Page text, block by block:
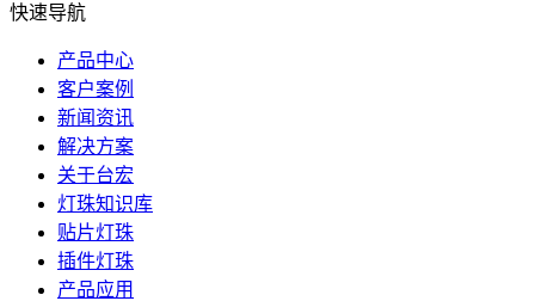
快速导航
产品中心
客户案例
新闻资讯
解决方案
关于台宏
灯珠知识库
贴片灯珠
插件灯珠
产品应用